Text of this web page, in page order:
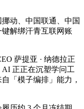
动、中国联通、中国
解绑汗青互联网账
萨提亚 · 纳德拉正
正正在沉塑学问工
「模子编排」能力，